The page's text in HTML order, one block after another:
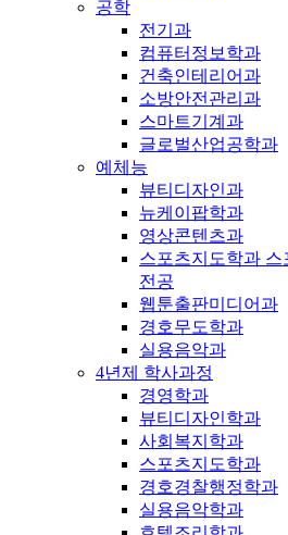
공학
전기과
컴퓨터정보학과
건축인테리어과
소방안전관리과
스마트기계과
글로벌산업공학과
예체능
뷰티디자인과
뉴케이팝학과
영상콘텐츠과
스포츠지도학과
전공
웹툰출판미디어과
경호무도학과
실용음악과
4년제 학사과정
경영학과
뷰티디자인학과
사회복지학과
스포츠지도학과
경호경찰행정학과
실용음악학과